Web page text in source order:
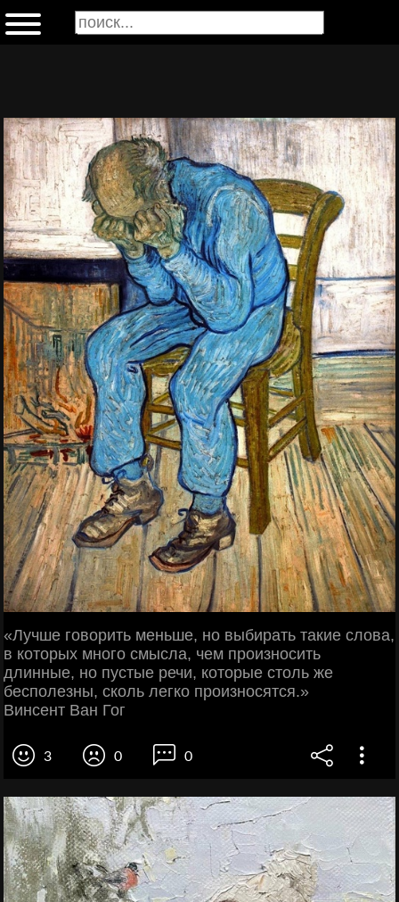
«Лучше говорить меньше, но выбирать такие слова,
в которых много смысла, чем произносить
длинные, но пустые речи, которые столь же
бесполезны, сколь легко произносятся.»
Винсент Ван Гог
3 0 0